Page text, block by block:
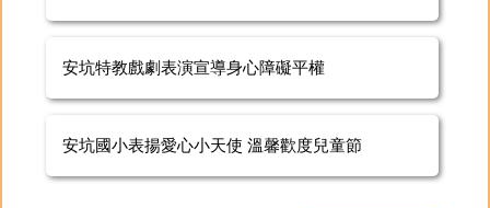
安坑特教戲劇表演宣導身心障礙平權
安坑國小表揚愛心小天使 溫馨歡度兒童節